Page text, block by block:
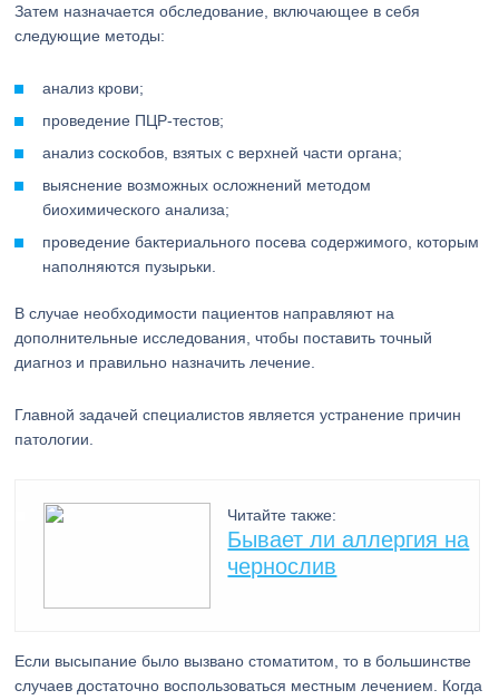
Затем назначается обследование, включающее в себя
следующие методы:
анализ крови;
проведение ПЦР-тестов;
анализ соскобов, взятых с верхней части органа;
выяснение возможных осложнений методом
биохимического анализа;
проведение бактериального посева содержимого, которым
наполняются пузырьки.
В случае необходимости пациентов направляют на
дополнительные исследования, чтобы поставить точный
диагноз и правильно назначить лечение.
Главной задачей специалистов является устранение причин
патологии.
Читайте также:
Бывает ли аллергия на
чернослив
Если высыпание было вызвано стоматитом, то в большинстве
случаев достаточно воспользоваться местным лечением. Когда